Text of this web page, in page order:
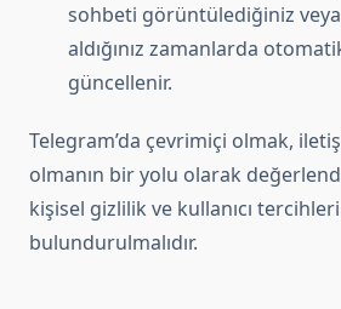
sohbeti görüntülediğiniz veya
aldığınız zamanlarda
güncellenir.
Telegram’da çevrimiçi olmak,
olmanın bir yolu olarak
kişisel gizlilik ve kullanıcı
bulundurulmalıdır.